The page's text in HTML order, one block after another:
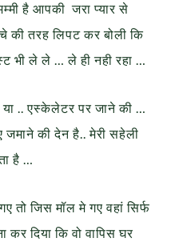
है आपकी जरा प्यार से
तरह लिपट कर बोली कि
भी ले ले … ले ही नही रहा …
या .. एस्केलेटर पर जाने की …
जमाने की देन है.. मेरी सहेली
है …
तो जिस मॉल मे गए वहां सिर्फ
दिया कि वो वापिस घर